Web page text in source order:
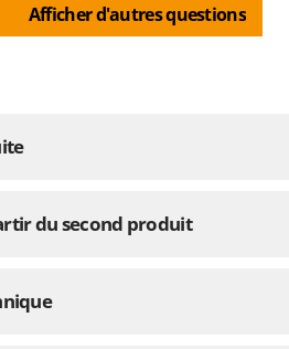
Afficher d'autres questions
du second produit